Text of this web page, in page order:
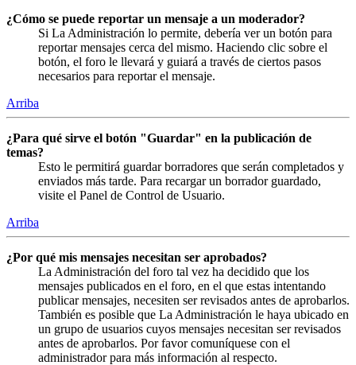
¿Cómo se puede reportar un mensaje a un moderador?
Si La Administración lo permite, debería ver un botón para
reportar mensajes cerca del mismo. Haciendo clic sobre el
botón, el foro le llevará y guiará a través de ciertos pasos
necesarios para reportar el mensaje.
Arriba
¿Para qué sirve el botón "Guardar" en la publicación de
temas?
Esto le permitirá guardar borradores que serán completados y
enviados más tarde. Para recargar un borrador guardado,
visite el Panel de Control de Usuario.
Arriba
¿Por qué mis mensajes necesitan ser aprobados?
La Administración del foro tal vez ha decidido que los
mensajes publicados en el foro, en el que estas intentando
publicar mensajes, necesiten ser revisados antes de aprobarlos.
También es posible que La Administración le haya ubicado en
un grupo de usuarios cuyos mensajes necesitan ser revisados
antes de aprobarlos. Por favor comuníquese con el
administrador para más información al respecto.